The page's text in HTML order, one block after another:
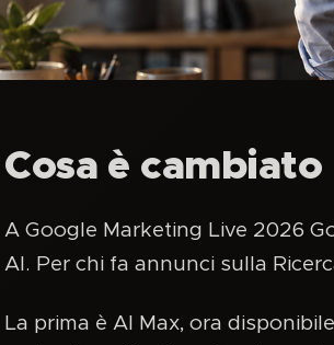
Cosa è cambiato
A Google Marketing Live 2026
AI. Per chi fa annunci sulla
La prima è AI Max, ora